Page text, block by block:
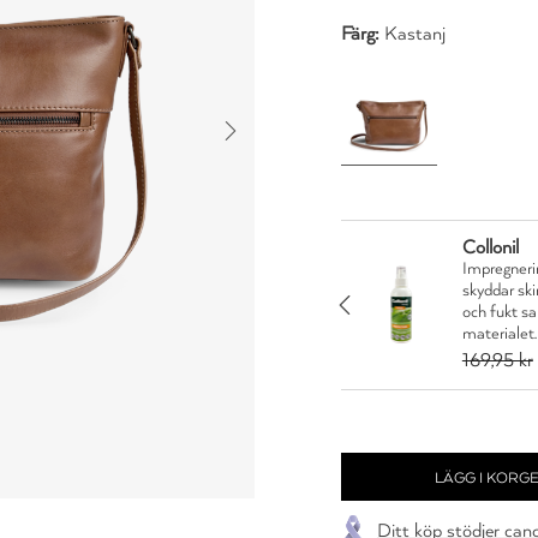
Färg: Kastanj
en vårdande creme
Skyddar och
Collonil
skyddar
och fukt
materialet.
169,95 kr
Ditt köp stödjer